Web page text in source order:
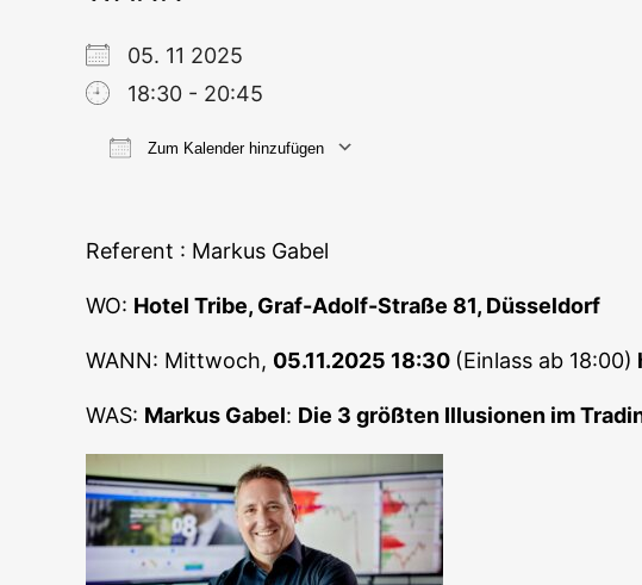
05. 11 2025
18:30 - 20:45
Zum Kalender hinzufügen
Refe­rent : Mar­kus Gabel
WO: Hotel Tri­be, Graf-Adolf-Stra­ße 81, Düsseldorf
WANN: Mitt­woch, 05.11.2025 18:30 (Ein­lass ab 18:00)
WAS: Mar­kus Gabel: Die 3 größ­ten Illu­sio­nen im